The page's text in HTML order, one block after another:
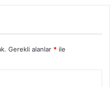
Gerekli alanlar * ile